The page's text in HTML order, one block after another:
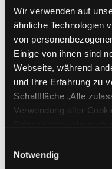
Wir verwenden auf
ähnliche Technologien
von
Einige von ihnen sind
Webseite, während
und Ihre Erfahrung zu
Schaltfläche „Alle
Verwendung aller
Cookies von
Notwendig
will, dem
fernöstliche Weisheit
Laotse
Mediengruppe:
Suche nach diesem
Beschreibung